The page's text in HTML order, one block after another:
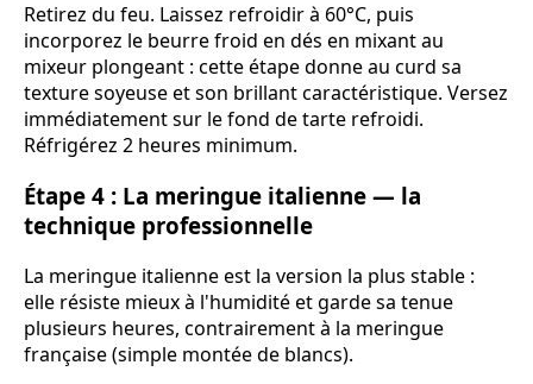
Retirez du feu. Laissez refroidir à 60°C, puis
incorporez le beurre froid en dés en mixant au
mixeur plongeant : cette étape donne au curd sa
texture soyeuse et son brillant caractéristique. Versez
immédiatement sur le fond de tarte refroidi.
Réfrigérez 2 heures minimum.
Étape 4 : La meringue italienne — la
technique professionnelle
La meringue italienne est la version la plus stable :
elle résiste mieux à l'humidité et garde sa tenue
plusieurs heures, contrairement à la meringue
française (simple montée de blancs).